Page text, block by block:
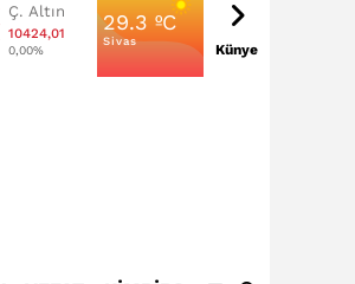
Ç. Altın
10424,01
0,00%
29.3 ºC
Sivas
Künye